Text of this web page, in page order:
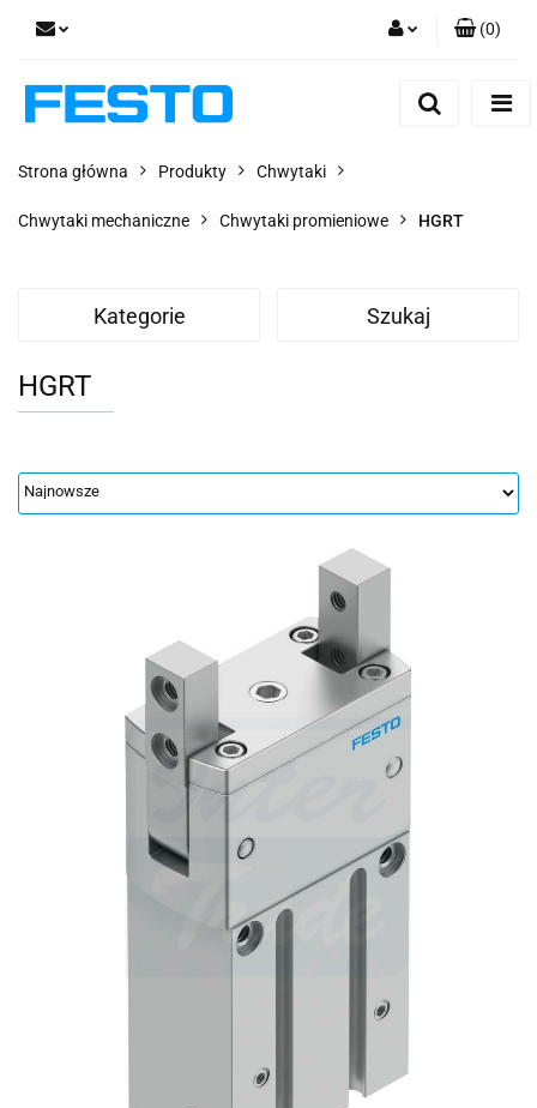
Dodaj zgłoszenie
(0)
Strona główna Produkty Chwytaki
Chwytaki mechaniczne Chwytaki promieniowe HGRT
Kategorie Szukaj
HGRT